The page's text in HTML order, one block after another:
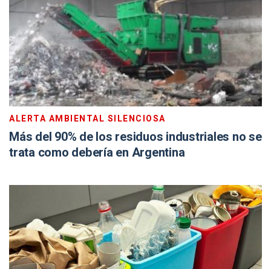
ALERTA AMBIENTAL SILENCIOSA
Más del 90% de los residuos industriales no se
trata como debería en Argentina